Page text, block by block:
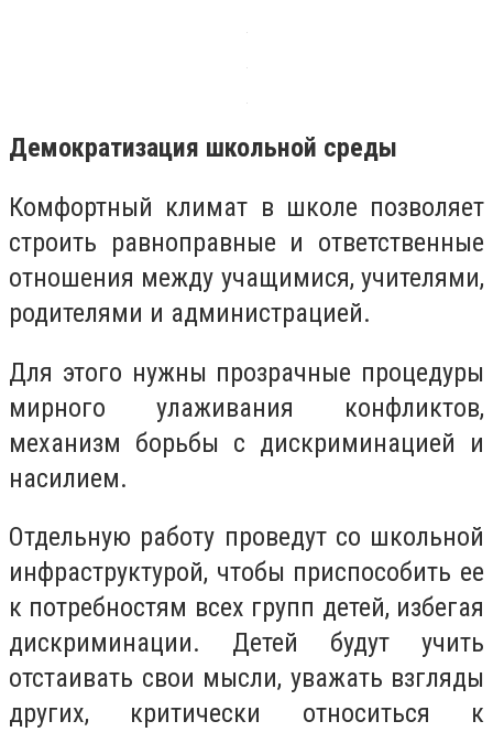
Демократизация школьной среды
Комфортный климат в школе позволяет
строить равноправные и ответственные
отношения между учащимися, учителями,
родителями и администрацией.
Для этого нужны прозрачные процедуры
мирного улаживания конфликтов,
механизм борьбы с дискриминацией и
насилием.
Отдельную работу проведут со школьной
инфраструктурой, чтобы приспособить ее
к потребностям всех групп детей, избегая
дискриминации. Детей будут учить
отстаивать свои мысли, уважать взгляды
других, критически относиться к